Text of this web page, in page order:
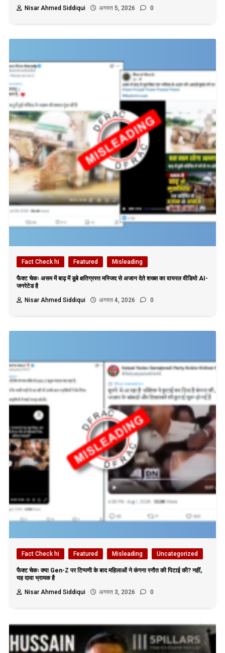
Nisar Ahmed Siddiqui अगस्त 5, 2026 0
Fact Check hi Featured Misleading
फैक्ट चेकः असम में बाढ़ में डूबे क्षतिग्रस्त मस्जिद से अजान देते शख्स का वायरल वीडियो AI-
जनरेटेड है
Nisar Ahmed Siddiqui
अगस्त 4, 2026 0
Fact Check hi Featured Misleading Uncategorized
फैक्ट चेकः क्या Gen-Z पर टिप्पणी के बाद महिलाओं ने कंगना रनौत की पिटाई की? नहीं,
यह दावा भ्रामक है
Nisar Ahmed Siddiqui
अगस्त 3, 2026 0